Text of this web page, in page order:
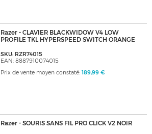
Razer - CLAVIER BLACKWIDOW V4 LOW
PROFILE TKL HYPERSPEED SWITCH ORANGE
SKU: RZR74015
EAN: 8887910074015
Prix de vente moyen constaté: 189,99 €
Razer - SOURIS SANS FIL PRO CLICK V2 NOIR